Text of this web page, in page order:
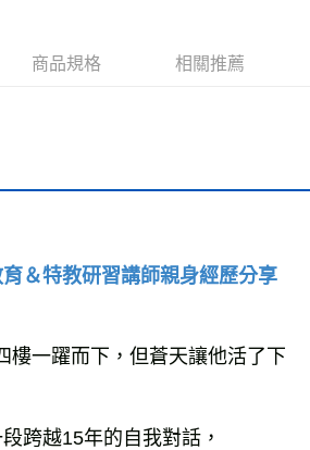
含以上)免運費
以上)免運費
商品規格 相關推薦
＆特教研習講師親身經歷分享
樓一躍而下，但蒼天讓他活了下
跨越15年的自我對話，